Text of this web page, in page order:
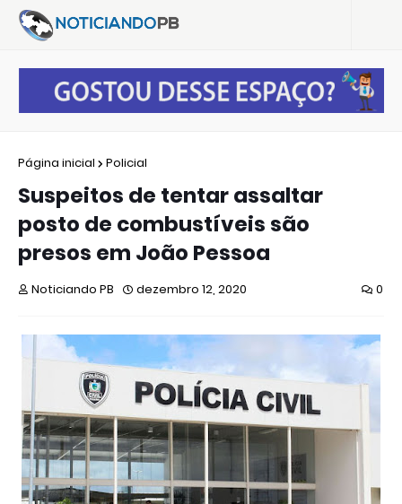
Página inicial Policial
Suspeitos de tentar assaltar
posto de combustíveis são
presos em João Pessoa
Noticiando PB dezembro 12, 2020 0